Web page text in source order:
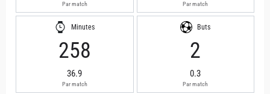
Par match Par match
Minutes
258
36.9
Par match
Buts
2
0.3
Par match